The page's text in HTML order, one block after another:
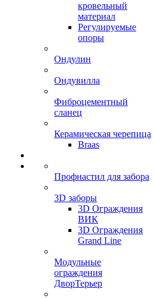
кровельный
материал
Регулируемые
опоры
Ондулин
Ондувилла
Фиброцементный
сланец
Керамическая черепица
Braas
Профнастил для забора
3D заборы
3D Ограждения
ВИК
3D Ограждения
Grand Line
Модульные
ограждения
ДворТерьер